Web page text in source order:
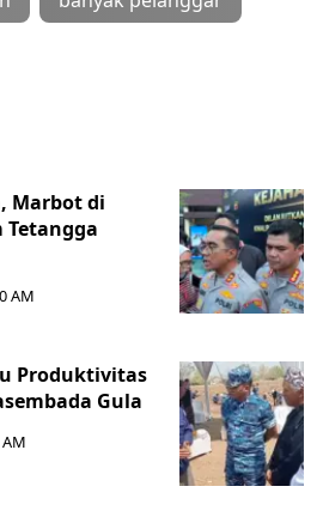
Marbot di
AM
Produktivitas
Gula